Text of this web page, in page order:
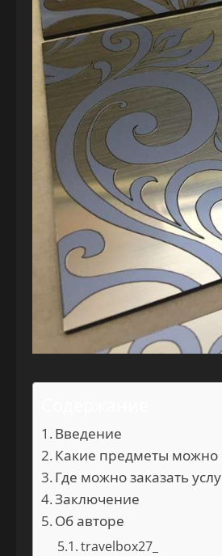
Введение
Какие предметы можно
Где можно заказать
Заключение
Об авторе
travelbox27_